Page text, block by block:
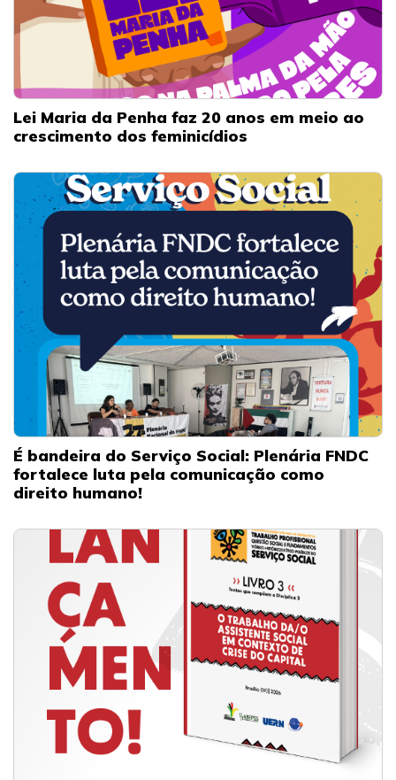
Lei Maria da Penha faz 20 anos em meio ao
crescimento dos feminicídios
É bandeira do Serviço Social: Plenária FNDC
fortalece luta pela comunicação como
direito humano!